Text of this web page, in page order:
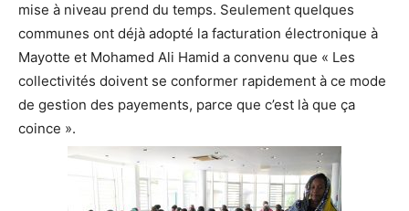
mise à niveau prend du temps. Seulement quelques
communes ont déjà adopté la facturation électronique à
Mayotte et Mohamed Ali Hamid a convenu que « Les
collectivités doivent se conformer rapidement à ce mode
de gestion des payements, parce que c’est là que ça
coince ».